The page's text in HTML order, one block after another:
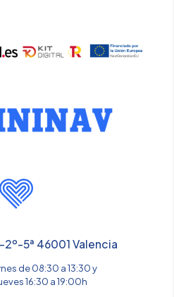
5ª 46001 Valencia
de 08:30 a 13:30 y
16:30 a 19:00h